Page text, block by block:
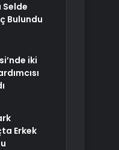
Selde
Bulundu
iki
Erkek